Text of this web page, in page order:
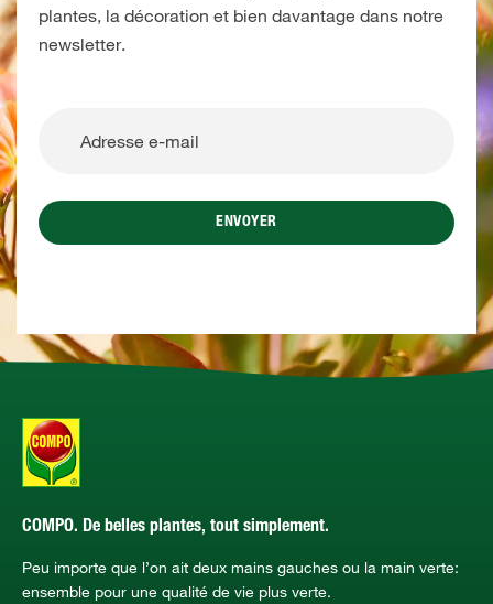
plantes, la décoration et bien davantage dans notre
newsletter.
ENVOYER
COMPO. De belles plantes, tout simplement.
Peu importe que l’on ait deux mains gauches ou la main verte:
ensemble pour une qualité de vie plus verte.